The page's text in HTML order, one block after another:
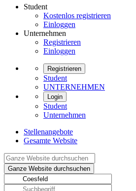
Student
Kostenlos registrieren
Einloggen
Unternehmen
Registrieren
Einloggen
Registrieren
Student
UNTERNEHMEN
Login
Student
Unternehmen
Stellenangebote
Gesamte Website